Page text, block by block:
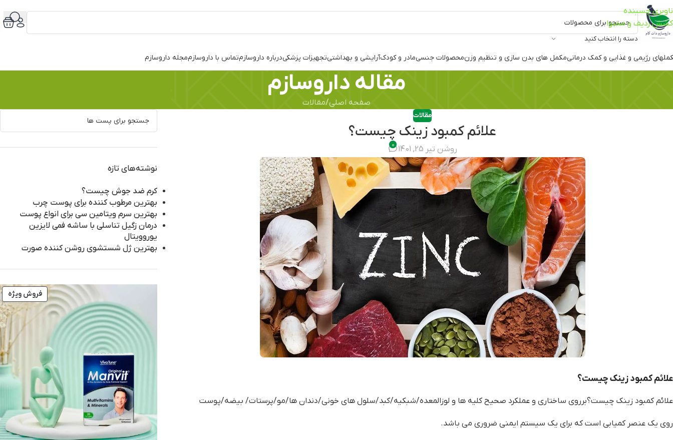
ناوبری چسبنده
کشش ردیف و محتوا
دسته را انتخاب کنید
رژیمی و غذایی و کمک درمانیمکمل های بدن سازی و تنظیم وزنمحصولات جنسیمادر و کودکآرایشی و بهداشتیتجهیزات پزشکیدرباره داروسازمتماس با داروسازممجله داروسازم
مقاله داروسازم
صفحه اصلی مقالات
مقالات
علائم کمبود زینک چیست؟
روشن تیر 25, 1401 0
علائم کمبود زینک چیست؟
علائم کمبود زینک چیست؟برروی ساختاری و عملکرد صحیح کلیه ها و لوزالمعده/شبکیه/کبد/سلول های خونی/دندان ها/مو/پرستات/ بیضه/پوست
روی یک عنصر کمیابی است که برای یک سیستم ایمنی ضروری می باشد.
نوشته‌های تازه
کرم ضد جوش چیست؟
بهترین مرطوب کننده برای پوست چرب
بهترین سرم ویتامین سی برای انواع پوست
درمان زگیل تناسلی با ساشه فمی لایزین
یوروویتال
بهترین ژل شستشوی روشن‌ کننده صورت
فروش ویژه